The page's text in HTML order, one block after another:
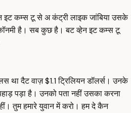
इट कम्स टू से अ कंट्री लाइक जांबिया उसके
है। सब कुछ है। बट व्हेन इट कम्स टू
था दैट वाज़ $1.1 ट्रिलियन डॉलर्स। उनके
पड़ा है। उनको पता नहीं उसका करना
तुम हमारे युवान में करो। हम दे कैन